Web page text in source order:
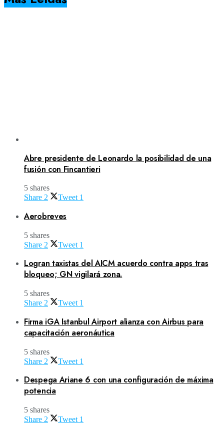
Abre presidente de Leonardo la posibilidad de una
fusión con Fincantieri
5 shares
Share 2 Tweet 1
Aerobreves
5 shares
Share 2 Tweet 1
Logran taxistas del AICM acuerdo contra apps tras
bloqueo; GN vigilará zona.
5 shares
Share 2 Tweet 1
Firma iGA Istanbul Airport alianza con Airbus para
capacitación aeronáutica
5 shares
Share 2 Tweet 1
Despega Ariane 6 con una configuración de máxima
potencia
5 shares
Share 2 Tweet 1